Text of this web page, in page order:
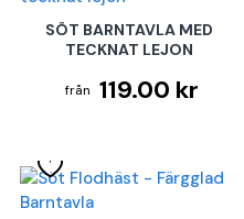
SÖT BARNTAVLA MED
TECKNAT LEJON
119.00 kr